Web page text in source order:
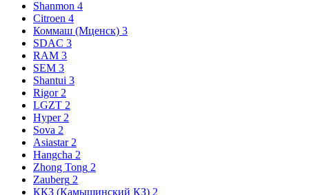
Shanmon 4
Citroen 4
Коммаш (Мценск) 3
SDAC 3
RAM 3
SEM 3
Shantui 3
Rigor 2
LGZT 2
Hyper 2
Sova 2
Asiastar 2
Hangcha 2
Zhong Tong 2
Zauberg 2
ККЗ (Камышинский КЗ) 2